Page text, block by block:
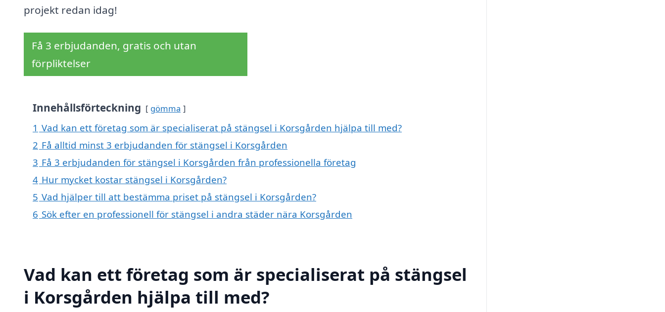
projekt redan idag!
Få 3 erbjudanden, gratis och utan
förpliktelser
Innehållsförteckning gömma
1 Vad kan ett företag som är specialiserat på stängsel i Korsgården hjälpa till med?
2 Få alltid minst 3 erbjudanden för stängsel i Korsgården
3 Få 3 erbjudanden för stängsel i Korsgården från professionella företag
4 Hur mycket kostar stängsel i Korsgården?
5 Vad hjälper till att bestämma priset på stängsel i Korsgården?
6 Sök efter en professionell för stängsel i andra städer nära Korsgården
Vad kan ett företag som är specialiserat på stängsel
i Korsgården hjälpa till med?